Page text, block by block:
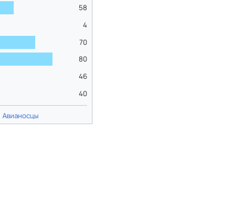
58
4
70
80
46
40
Авианосцы